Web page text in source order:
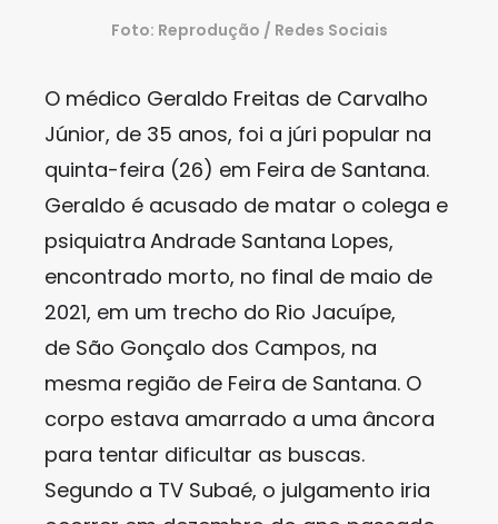
Foto: Reprodução / Redes Sociais
O médico Geraldo Freitas de Carvalho
Júnior, de 35 anos, foi a júri popular na
quinta-feira (26) em Feira de Santana.
Geraldo é acusado de matar o colega e
psiquiatra Andrade Santana Lopes,
encontrado morto, no final de maio de
2021, em um trecho do Rio Jacuípe,
de São Gonçalo dos Campos, na
mesma região de Feira de Santana. O
corpo estava amarrado a uma âncora
para tentar dificultar as buscas.
Segundo a TV Subaé, o julgamento iria